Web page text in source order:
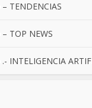
TENDENCIAS
TOP NEWS
INTELIGENCIA